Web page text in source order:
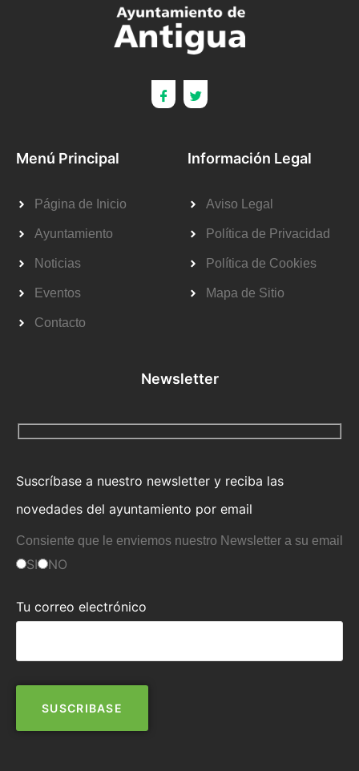
Menú Principal
Página de Inicio
Ayuntamiento
Noticias
Eventos
Contacto
Información Legal
Aviso Legal
Política de Privacidad
Política de Cookies
Mapa de Sitio
Newsletter
Suscríbase a nuestro newsletter y reciba las
novedades del ayuntamiento por email
Consiente que le enviemos nuestro Newsletter a su email
SI NO
Tu correo electrónico